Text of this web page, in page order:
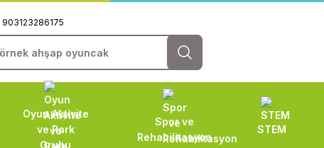
903123286175
Oyun Aktivite
ve Park
Grubu
Spor ve
Rehabilitasyon
STEM